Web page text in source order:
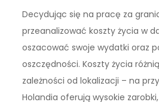
Decydując się na pracę za
przeanalizować koszty życia w
oszacować swoje wydatki oraz
oszczędności. Koszty życia
zależności od lokalizacji – na
Holandia oferują wysokie